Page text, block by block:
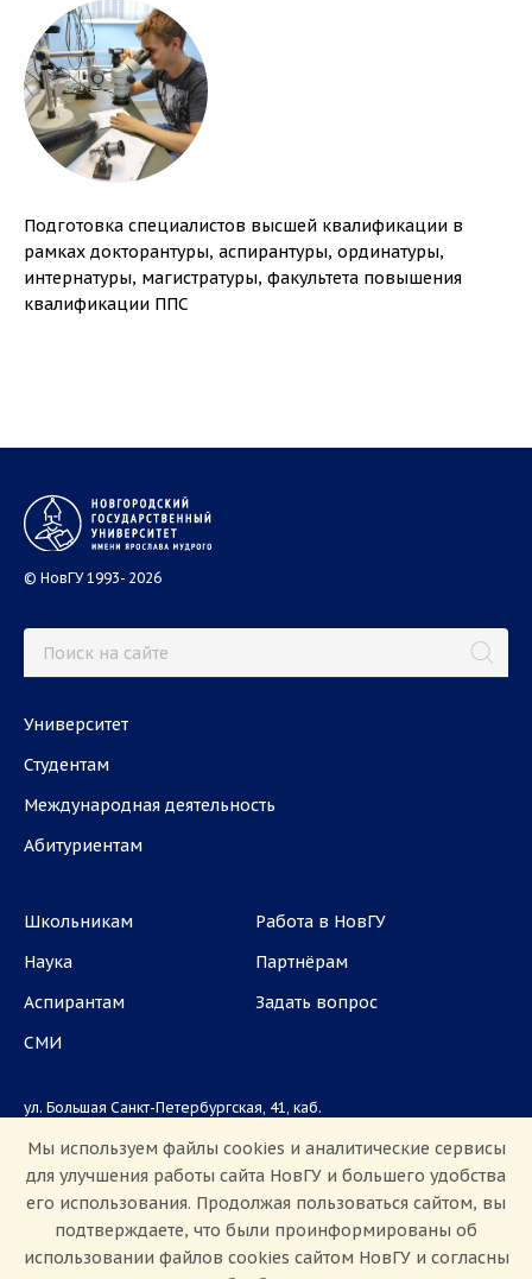
Подготовка специалистов высшей квалификации в
рамках докторантуры, аспирантуры, ординатуры,
интернатуры, магистратуры, факультета повышения
квалификации ППС
© НовГУ 1993- 2026
Университет
Студентам
Международная деятельность
Абитуриентам
Школьникам
Наука
Аспирантам
СМИ
Работа в НовГУ
Партнёрам
Задать вопрос
ул. Большая Санкт-Петербургская, 41, каб.
Приемная комиссия: +7(8162)33-20-44
Мы используем файлы cookies и аналитические сервисы
для улучшения работы сайта НовГУ и большего удобства
его использования. Продолжая пользоваться сайтом, вы
подтверждаете, что были проинформированы об
использовании файлов cookies сайтом НовГУ и согласны